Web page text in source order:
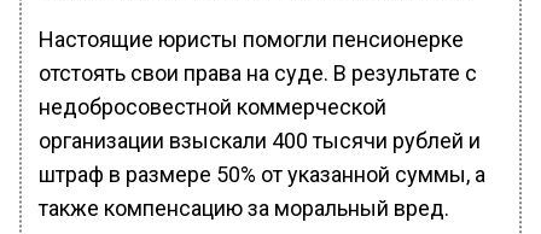
Настоящие юристы помогли пенсионерке
отстоять свои права на суде. В результате с
недобросовестной коммерческой
организации взыскали 400 тысячи рублей и
штраф в размере 50% от указанной суммы, а
также компенсацию за моральный вред.